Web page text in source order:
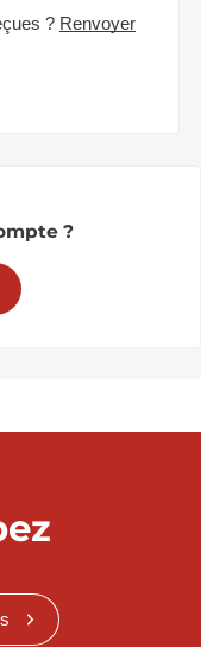
? Renvoyer
?